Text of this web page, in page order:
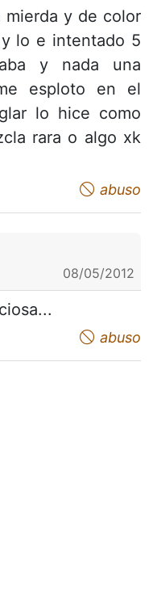
mierda y de color
lo e intentado 5
y nada una
esploto en el
lo hice como
rara o algo xk
abuso
08/05/2012
abuso